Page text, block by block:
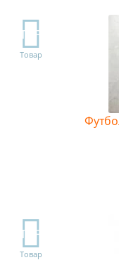
TOP
Товар
TOP
Товар